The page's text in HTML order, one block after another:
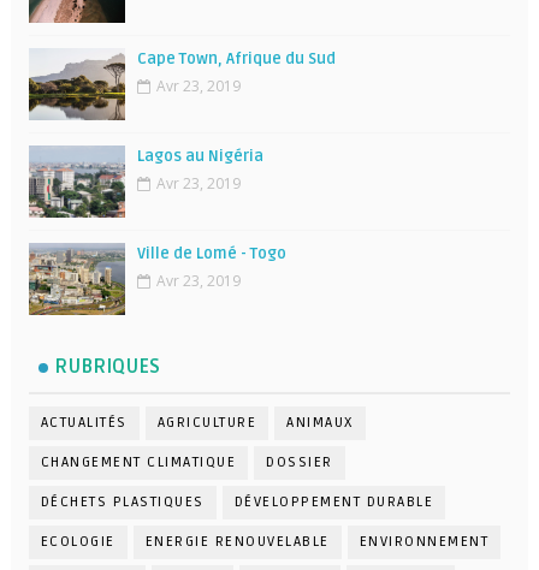
Cape Town, Afrique du Sud
Avr 23, 2019
Lagos au Nigéria
Avr 23, 2019
Ville de Lomé - Togo
Avr 23, 2019
RUBRIQUES
ACTUALITÉS AGRICULTURE ANIMAUX
CHANGEMENT CLIMATIQUE DOSSIER
DÉCHETS PLASTIQUES DÉVELOPPEMENT DURABLE
ECOLOGIE ENERGIE RENOUVELABLE ENVIRONNEMENT